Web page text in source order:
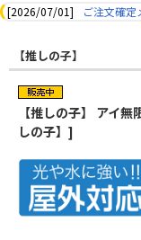
[2026/07/01]
ご注文確定
【推しの子】
【推しの子】 アイ
しの子】]